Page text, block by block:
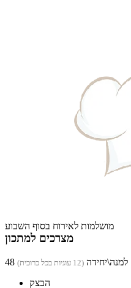
מושלמות לאירוח בסוף השבוע
מצרכים למתכון
(12 עוגיות בכל כרוכית)
הבצק